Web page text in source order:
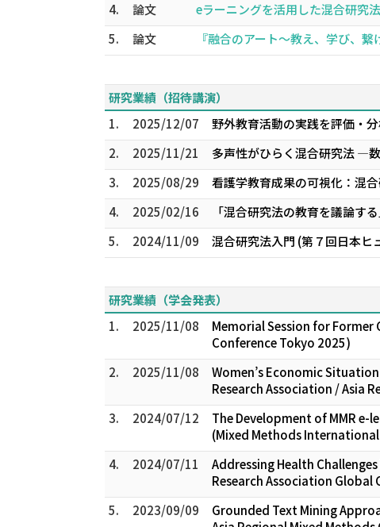
4.
論文
eラーニングを活用した混合研究
5.
論文
『融合のアート～教え、学び、
研究業績（招待講演）
1.
2025/12/07
野外教育活動の実践を評価・
2.
2025/11/21
多声性がひらく混合研究法 ―
3.
2025/08/29
看護学教育成果の可視化：混
4.
2025/02/16
「混合研究法の教育を議論す
5.
2024/11/09
混合研究法入門 (第７回日本ヒ
研究業績（学会発表）
1.
2025/11/08
Memorial Session for Former
Conference Tokyo 2025)
2.
2025/11/08
Women’s Economic
Research Association / Asia
3.
2024/07/12
The Development of MMR e-
(Mixed Methods
4.
2024/07/11
Addressing Health
Research Association Global
5.
2023/09/09
Grounded Text Mining